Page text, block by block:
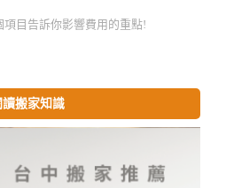
目告訴你影響費用的重點!
讀搬家知識